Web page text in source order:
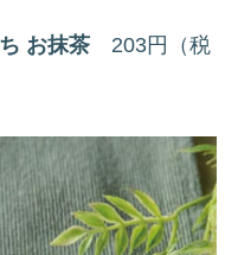
お抹茶 203円（税